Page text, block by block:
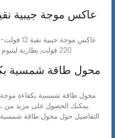
220 فولت, بطارية ليثيوم ، لوحة تخزين الطاقة ، اللوحة الأم
محول طاقة شمسية